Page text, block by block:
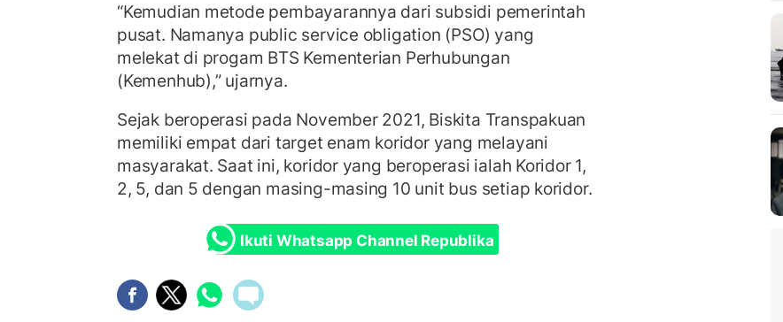
“Kemudian metode pembayarannya dari subsidi pemerintah
pusat. Namanya public service obligation (PSO) yang
melekat di progam BTS Kementerian Perhubungan
(Kemenhub),” ujarnya.
Sejak beroperasi pada November 2021, Biskita Transpakuan
memiliki empat dari target enam koridor yang melayani
masyarakat. Saat ini, koridor yang beroperasi ialah Koridor 1,
2, 5, dan 5 dengan masing-masing 10 unit bus setiap koridor.
Ikuti Whatsapp Channel Republika